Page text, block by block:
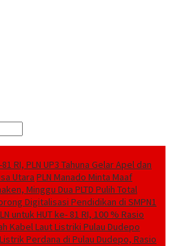
RI, PLN UP3 Tahuna Gelar Apel dan
Utara PLN Manado Minta Maaf
Minggu Dua PLTD Pulih Total
Digitalisasi Pendidikan di SMPN1
untuk HUT ke- 81 RI, 100 % Rasio
Kabel Laut Listriki Pulau Dudepo
Perdana di Pulau Dudepo, Rasio